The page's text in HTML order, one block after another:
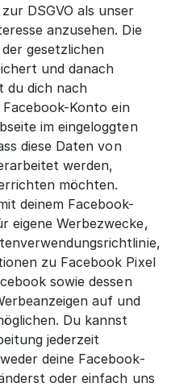
DSGVO als unser
anzusehen. Die
gesetzlichen
und danach
du dich nach
Konto ein
im eingeloggten
diese Daten von
werden,
möchten.
deinem Facebook-
eigene Werbezwecke,
zu Facebook Pixel
sowie dessen
auf und
Du kannst
jederzeit
deine Facebook-
oder einfach uns